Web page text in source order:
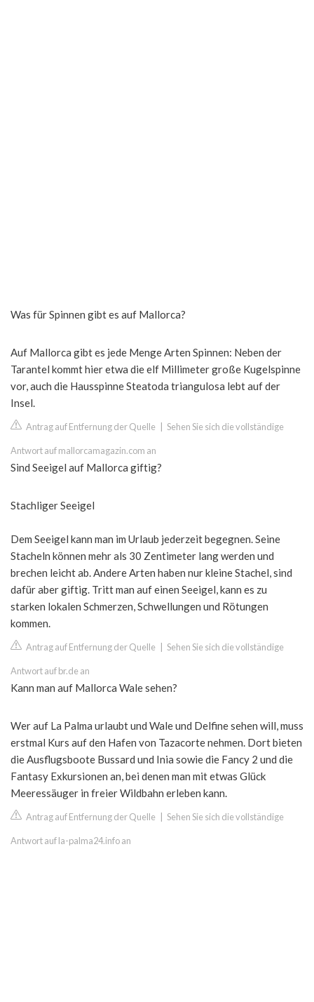
Was für Spinnen gibt es auf Mallorca?
Auf Mallorca gibt es jede Menge Arten Spinnen: Neben der
Tarantel kommt hier etwa die elf Millimeter große Kugelspinne
vor, auch die Hausspinne Steatoda triangulosa lebt auf der
Insel.
Antrag auf Entfernung der Quelle Sehen Sie sich die vollständige
Antwort auf mallorcamagazin.com an
Sind Seeigel auf Mallorca giftig?
Stachliger Seeigel
Dem Seeigel kann man im Urlaub jederzeit begegnen. Seine
Stacheln können mehr als 30 Zentimeter lang werden und
brechen leicht ab. Andere Arten haben nur kleine Stachel, sind
dafür aber giftig. Tritt man auf einen Seeigel, kann es zu
starken lokalen Schmerzen, Schwellungen und Rötungen
kommen.
Antrag auf Entfernung der Quelle Sehen Sie sich die vollständige
Antwort auf br.de an
Kann man auf Mallorca Wale sehen?
Wer auf La Palma urlaubt und Wale und Delfine sehen will, muss
erstmal Kurs auf den Hafen von Tazacorte nehmen. Dort bieten
die Ausflugsboote Bussard und Inia sowie die Fancy 2 und die
Fantasy Exkursionen an, bei denen man mit etwas Glück
Meeressäuger in freier Wildbahn erleben kann.
Antrag auf Entfernung der Quelle Sehen Sie sich die vollständige
Antwort auf la-palma24.info an